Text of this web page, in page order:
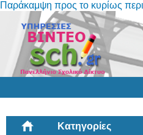
Παράκαμψη προς το κυρίως
Κατηγορίες